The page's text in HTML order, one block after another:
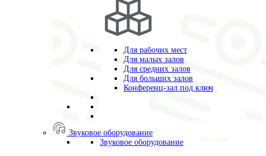
Для рабочих мест
Для малых залов
Для средних залов
Для больших залов
Конференц-зал под ключ
Звуковое оборудование
Звуковое оборудование